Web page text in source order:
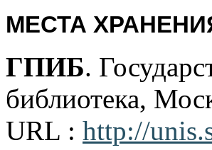
МЕСТА
ГПИБ.
библиотека,
URL : http://